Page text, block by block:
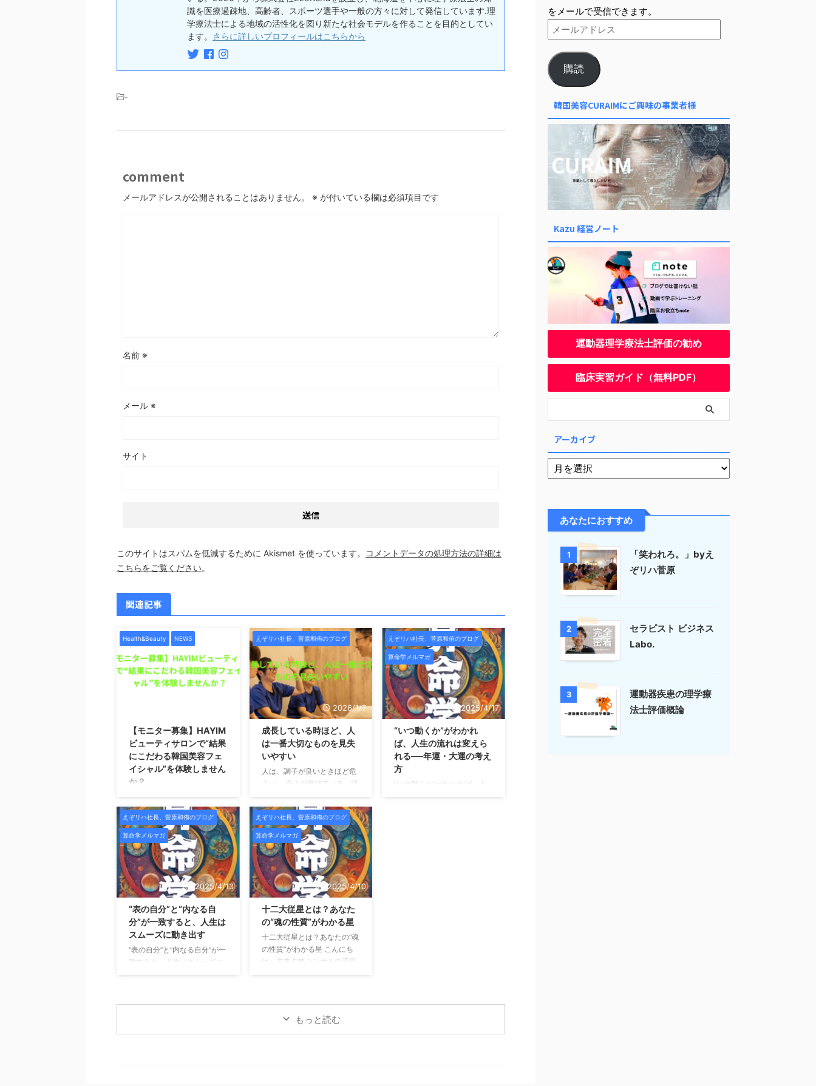
識を医療過疎地、高齢者、スポーツ選手や一般の方々に対して発信しています.理
学療法士による地域の活性化を図り新たな社会モデルを作ることを目的としてい
ます。
さらに詳しいプロフィールはこちらから
-
comment
メールアドレスが公開されることはありません。 ※ が付いている欄は必須項目です
名前 ※
メール ※
サイト
このサイトはスパムを低減するために Akismet を使っています。
コメントデータの処理方法の詳細は
こちらをご覧ください。
関連記事
Health&Beauty NEWS
【モニター募集】HAYIM
ビューティサロンで“結果
にこだわる韓国美容フェ
イシャル”を体験しません
か？
イシャルを受けたい方へ。こ
の度、HAYIMビューティサロ
ンでは、新メニュー導入およ
び施術データ収集のため、期
間限定のモニター様を募集い
たします。 HAYIMは「一時的
な変化ではなく、肌そのもの
を変えていくこと」をコンセ
プトにした、結果重視のビュ
ーティーサロンです。 HAYIM
ビューティサロンとは？
理学療法士として身体構造を
シャルケアを提供していま
えぞリハ社長、菅原和侑のブログ
2026/1/7
成長している時ほど、人
は一番大切なものを見失
いやすい
人は、調子が良いときほど危
うい。 売上が伸びている。評
きた。周囲から「すごいです
ね」と言われるようになる。
こういう時、人は無意識のう
ちに「自分は正しい」「自分
はうまくやっている」と思い
始めます。 そして不思議なこ
とに、一番大切だったはずの
声が、聞こえなくなってい
く。 師匠の言葉。昔お世話に
なった人の助言。厳しくも愛
のあるフィードバック。 それ
らが「うるさいもの」「古い
価値観」「今の自分には合わ
ても多 ...
えぞリハ社長、菅原和侑のブログ
算命学メルマガ
2025/4/17
“いつ動くか”がわかれ
ば、人生の流れは変えら
れる──年運・大運の考え
方
“いつ動くか”がわかれば、人
年ごとの流れ・ ...
えぞリハ社長、菅原和侑のブログ
算命学メルマガ
2025/4/13
“表の自分”と“内なる自
分”が一致すると、人生は
スムーズに動き出す
“表の自分”と“内なる自分”が一
致すると、人生はスムーズに
今回は算命学の中でも特に実
えぞリハ社長、菅原和侑のブログ
算命学メルマガ
2025/4/10
十二大従星とは？あなた
の“魂の性質”がわかる星
十二大従星とは？あなたの“魂
の性質”がわかる星 こんにち
は、未来占略コンサルの菅原
た。 今回はさらに深く、「あ
なたの魂の性質」を表す 「十
もっと読む
をメールで受信できます。
購読
韓国美容CURAIMにご興味の事業者様
Kazu 経営ノート
運動器理学療法士評価の勧め
臨床実習ガイド（無料PDF）
アーカイブ
あなたにおすすめ
1
「笑われろ。」byえ
ぞリハ菅原
2
セラピスト ビジネス
Labo.
3
運動器疾患の理学療
法士評価概論